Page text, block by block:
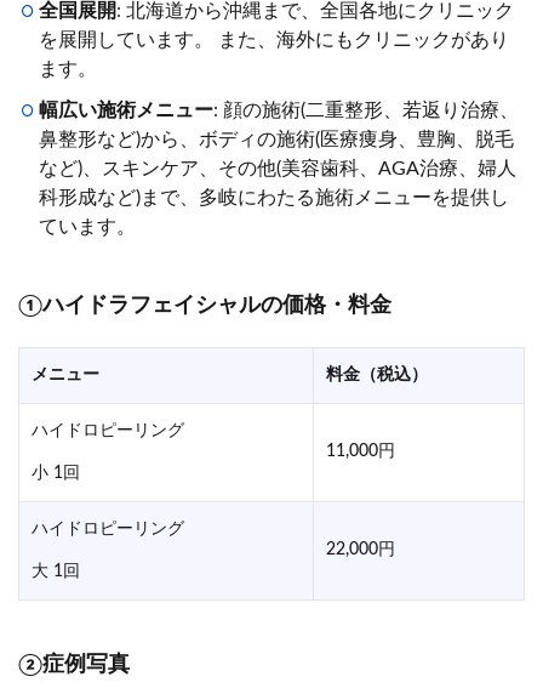
全国展開: 北海道から沖縄まで、全国各地にクリニック
を展開しています。 また、海外にもクリニックがあり
ます。
幅広い施術メニュー: 顔の施術(二重整形、若返り治療、
鼻整形など)から、ボディの施術(医療痩身、豊胸、脱毛
など)、スキンケア、その他(美容歯科、AGA治療、婦人
科形成など)まで、多岐にわたる施術メニューを提供し
ています。
①ハイドラフェイシャルの価格・料金
メニュー 料金（税込）
ハイドロピーリング
小 1回
11,000円
ハイドロピーリング
大 1回
22,000円
②症例写真